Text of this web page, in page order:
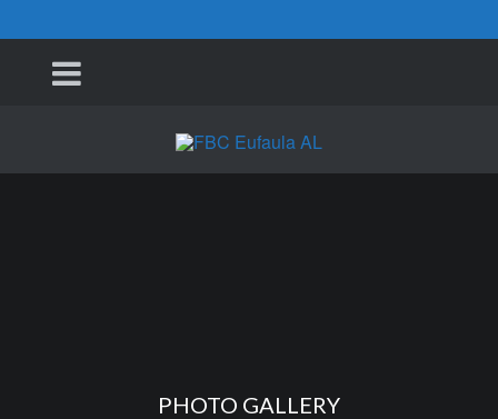
PHOTO GALLERY